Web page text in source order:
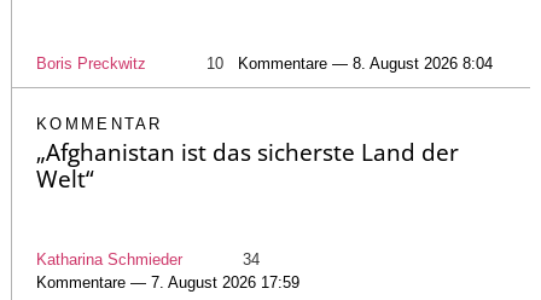
Boris Preckwitz 10 Kommentare — 8. August 2026 8:04
KOMMENTAR
„Afghanistan ist das sicherste Land der
Welt“
Katharina Schmieder
34
Kommentare — 7. August 2026 17:59